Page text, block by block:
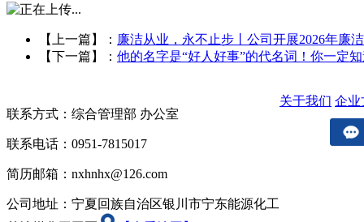
【上一篇】： 廉洁从业，永不止步丨公司开展2026年廉
【下一篇】： 他的名字是“好人好事”的代名词！你一定
关于我们 企业
联系方式：综合管理部 办公室
联系电话：0951-7815017
简历邮箱：nxhnhx@126.com
公司地址：宁夏回族自治区银川市宁东能源化工